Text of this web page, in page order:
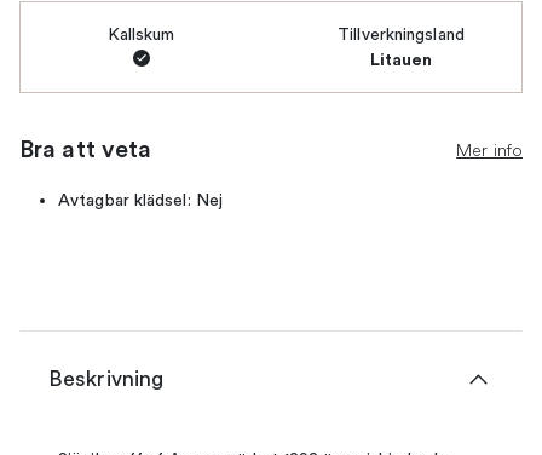
Kallskum Tillverkningsland
Litauen
Bra att veta Mer info
Avtagbar klädsel: Nej
Beskrivning